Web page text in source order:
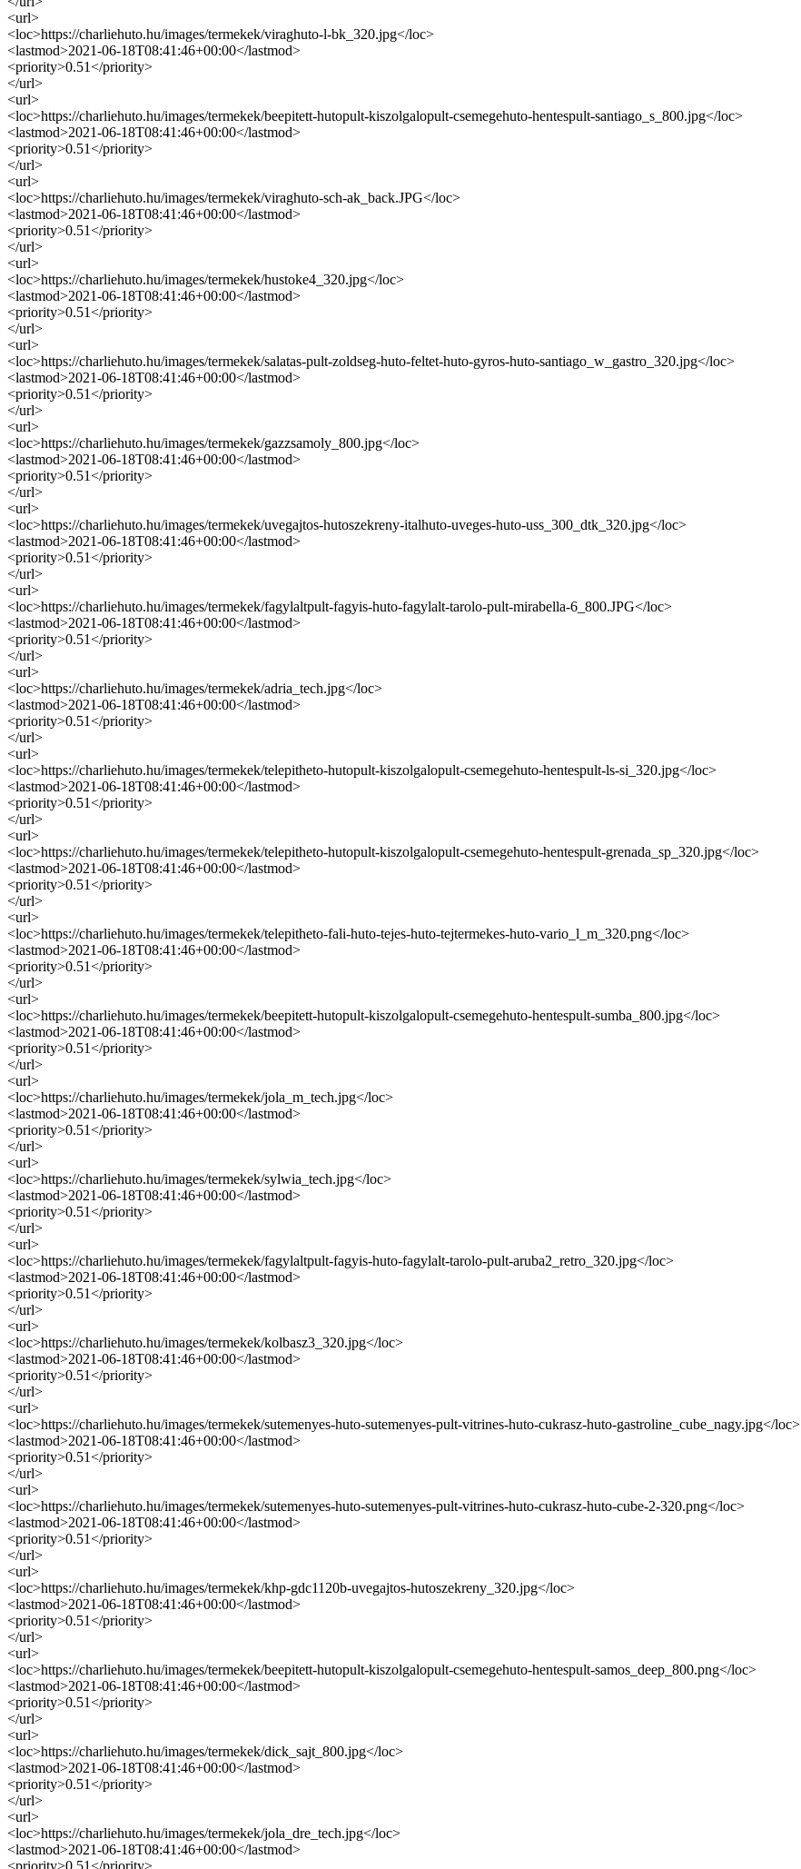
<url>
<loc>https://charliehuto.hu/images/termekek/viraghuto-l-bk_320.jpg</loc>
<lastmod>2021-06-18T08:41:46+00:00</lastmod>
<priority>0.51</priority>
</url>
<url>
<loc>https://charliehuto.hu/images/termekek/beepitett-hutopult-kiszolgalopult-csemegehuto-hentespult-santiago_s_800.jpg</loc>
<lastmod>2021-06-18T08:41:46+00:00</lastmod>
<priority>0.51</priority>
</url>
<url>
<loc>https://charliehuto.hu/images/termekek/viraghuto-sch-ak_back.JPG</loc>
<lastmod>2021-06-18T08:41:46+00:00</lastmod>
<priority>0.51</priority>
</url>
<url>
<loc>https://charliehuto.hu/images/termekek/hustoke4_320.jpg</loc>
<lastmod>2021-06-18T08:41:46+00:00</lastmod>
<priority>0.51</priority>
</url>
<url>
<loc>https://charliehuto.hu/images/termekek/salatas-pult-zoldseg-huto-feltet-huto-gyros-huto-santiago_w_gastro_320.jpg</loc>
<lastmod>2021-06-18T08:41:46+00:00</lastmod>
<priority>0.51</priority>
</url>
<url>
<loc>https://charliehuto.hu/images/termekek/gazzsamoly_800.jpg</loc>
<lastmod>2021-06-18T08:41:46+00:00</lastmod>
<priority>0.51</priority>
</url>
<url>
<loc>https://charliehuto.hu/images/termekek/uvegajtos-hutoszekreny-italhuto-uveges-huto-uss_300_dtk_320.jpg</loc>
<lastmod>2021-06-18T08:41:46+00:00</lastmod>
<priority>0.51</priority>
</url>
<url>
<loc>https://charliehuto.hu/images/termekek/fagylaltpult-fagyis-huto-fagylalt-tarolo-pult-mirabella-6_800.JPG</loc>
<lastmod>2021-06-18T08:41:46+00:00</lastmod>
<priority>0.51</priority>
</url>
<url>
<loc>https://charliehuto.hu/images/termekek/adria_tech.jpg</loc>
<lastmod>2021-06-18T08:41:46+00:00</lastmod>
<priority>0.51</priority>
</url>
<url>
<loc>https://charliehuto.hu/images/termekek/telepitheto-hutopult-kiszolgalopult-csemegehuto-hentespult-ls-si_320.jpg</loc>
<lastmod>2021-06-18T08:41:46+00:00</lastmod>
<priority>0.51</priority>
</url>
<url>
<loc>https://charliehuto.hu/images/termekek/telepitheto-hutopult-kiszolgalopult-csemegehuto-hentespult-grenada_sp_320.jpg</loc>
<lastmod>2021-06-18T08:41:46+00:00</lastmod>
<priority>0.51</priority>
</url>
<url>
<loc>https://charliehuto.hu/images/termekek/telepitheto-fali-huto-tejes-huto-tejtermekes-huto-vario_l_m_320.png</loc>
<lastmod>2021-06-18T08:41:46+00:00</lastmod>
<priority>0.51</priority>
</url>
<url>
<loc>https://charliehuto.hu/images/termekek/beepitett-hutopult-kiszolgalopult-csemegehuto-hentespult-sumba_800.jpg</loc>
<lastmod>2021-06-18T08:41:46+00:00</lastmod>
<priority>0.51</priority>
</url>
<url>
<loc>https://charliehuto.hu/images/termekek/jola_m_tech.jpg</loc>
<lastmod>2021-06-18T08:41:46+00:00</lastmod>
<priority>0.51</priority>
</url>
<url>
<loc>https://charliehuto.hu/images/termekek/sylwia_tech.jpg</loc>
<lastmod>2021-06-18T08:41:46+00:00</lastmod>
<priority>0.51</priority>
</url>
<url>
<loc>https://charliehuto.hu/images/termekek/fagylaltpult-fagyis-huto-fagylalt-tarolo-pult-aruba2_retro_320.jpg</loc>
<lastmod>2021-06-18T08:41:46+00:00</lastmod>
<priority>0.51</priority>
</url>
<url>
<loc>https://charliehuto.hu/images/termekek/kolbasz3_320.jpg</loc>
<lastmod>2021-06-18T08:41:46+00:00</lastmod>
<priority>0.51</priority>
</url>
<url>
<loc>https://charliehuto.hu/images/termekek/sutemenyes-huto-sutemenyes-pult-vitrines-huto-cukrasz-huto-gastroline_cube_nagy.jpg</loc>
<lastmod>2021-06-18T08:41:46+00:00</lastmod>
<priority>0.51</priority>
</url>
<url>
<loc>https://charliehuto.hu/images/termekek/sutemenyes-huto-sutemenyes-pult-vitrines-huto-cukrasz-huto-cube-2-320.png</loc>
<lastmod>2021-06-18T08:41:46+00:00</lastmod>
<priority>0.51</priority>
</url>
<url>
<loc>https://charliehuto.hu/images/termekek/khp-gdc1120b-uvegajtos-hutoszekreny_320.jpg</loc>
<lastmod>2021-06-18T08:41:46+00:00</lastmod>
<priority>0.51</priority>
</url>
<url>
<loc>https://charliehuto.hu/images/termekek/beepitett-hutopult-kiszolgalopult-csemegehuto-hentespult-samos_deep_800.png</loc>
<lastmod>2021-06-18T08:41:46+00:00</lastmod>
<priority>0.51</priority>
</url>
<url>
<loc>https://charliehuto.hu/images/termekek/dick_sajt_800.jpg</loc>
<lastmod>2021-06-18T08:41:46+00:00</lastmod>
<priority>0.51</priority>
</url>
<url>
<loc>https://charliehuto.hu/images/termekek/jola_dre_tech.jpg</loc>
<lastmod>2021-06-18T08:41:46+00:00</lastmod>
<priority>0.51</priority>